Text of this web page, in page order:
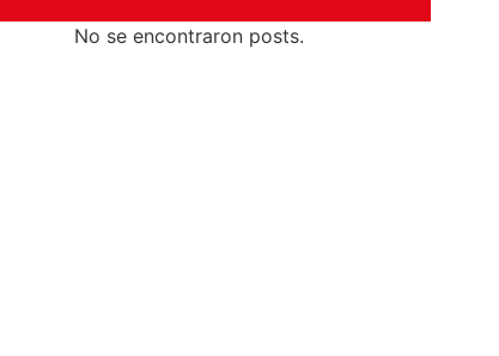
No se encontraron posts.